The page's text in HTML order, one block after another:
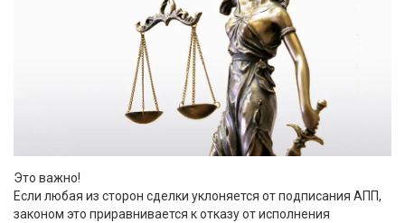
Это важно!
Если любая из сторон сделки уклоняется от подписания АПП,
законом это приравнивается к отказу от исполнения